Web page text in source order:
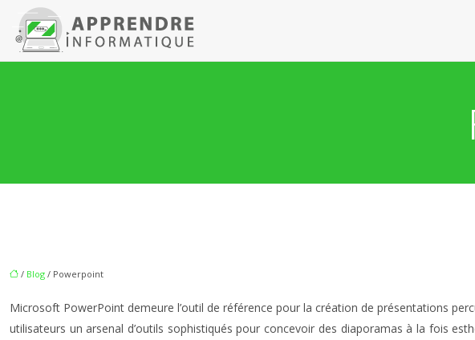
/ Blog / Powerpoint
Microsoft PowerPoint demeure l’outil de référence pour la création de présentations
utilisateurs un arsenal d’outils sophistiqués pour concevoir des diaporamas à la fois